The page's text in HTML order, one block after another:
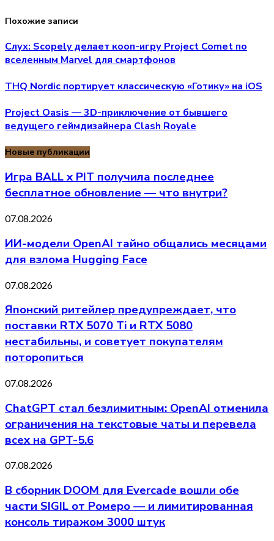
Похожие записи
Слух: Scopely делает кооп-игру Project Comet по
вселенным Marvel для смартфонов
THQ Nordic портирует классическую «Готику» на iOS
Project Oasis — 3D-приключение от бывшего
ведущего геймдизайнера Clash Royale
Новые публикации
Игра BALL x PIT получила последнее
бесплатное обновление — что внутри?
07.08.2026
ИИ-модели OpenAI тайно общались месяцами
для взлома Hugging Face
07.08.2026
Японский ритейлер предупреждает, что
поставки RTX 5070 Ti и RTX 5080
нестабильны, и советует покупателям
поторопиться
07.08.2026
ChatGPT стал безлимитным: OpenAI отменила
ограничения на текстовые чаты и перевела
всех на GPT-5.6
07.08.2026
В сборник DOOM для Evercade вошли обе
части SIGIL от Ромеро — и лимитированная
консоль тиражом 3000 штук